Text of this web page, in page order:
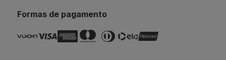
Formas de pagamento